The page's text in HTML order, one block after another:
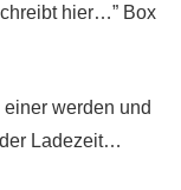
hier…” Box
werden und
Ladezeit…